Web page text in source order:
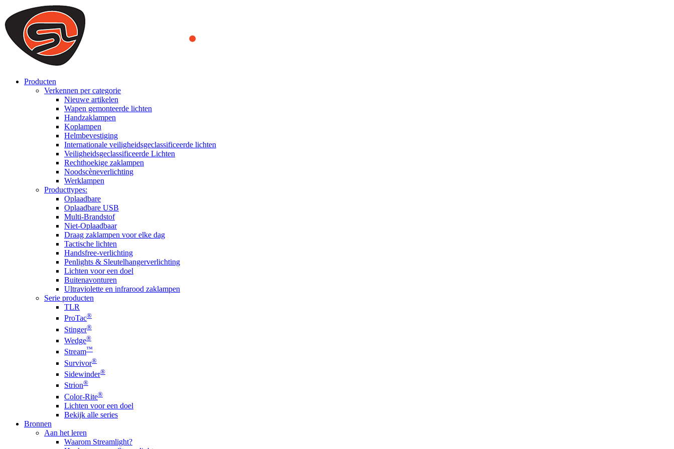
We use cookies to ensure that we provide you the best experience on our website. By continuing to browse this website, you accept that cookies are used to help us analyze how the website is used and to offer
you a better experience. To learn more or to find out how you can disable cookies, you can access our
ACCEPT AND CLOSE
Producten
Verkennen per categorie
Nieuwe artikelen
Wapen gemonteerde lichten
Handzaklampen
Koplampen
Helmbevestiging
Internationale veiligheidsgeclassificeerde lichten
Veiligheidsgeclassificeerde Lichten
Rechthoekige zaklampen
Noodscèneverlichting
Werklampen
Producttypes:
Oplaadbare
Oplaadbare USB
Multi-Brandstof
Niet-Oplaadbaar
Draag zaklampen voor elke dag
Tactische lichten
Handsfree-verlichting
Penlights & Sleutelhangerverlichting
Lichten voor een doel
Buitenavonturen
Ultraviolette en infrarood zaklampen
Serie producten
TLR
ProTac®
Stinger®
Wedge®
Stream™
Survivor®
Sidewinder®
Strion®
Color-Rite®
Lichten voor een doel
Bekijk alle series
Bronnen
Aan het leren
Waarom Streamlight?